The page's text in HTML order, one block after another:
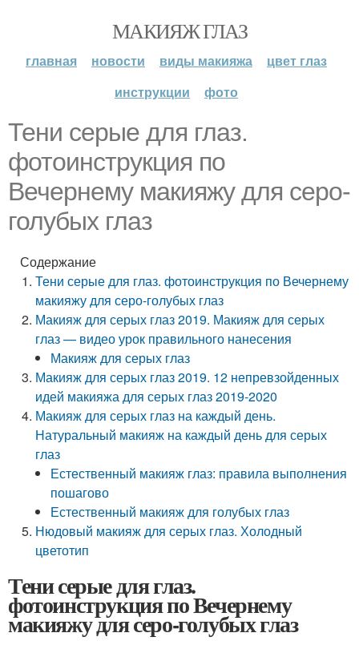
МАКИЯЖ ГЛАЗ
главная новости виды макияжа
цвет глаз
инструкции
фото
Тени серые для глаз.
фотоинструкция по
Вечернему макияжу для серо-
голубых глаз
Содержание
Тени серые для глаз. фотоинструкция по Вечернему
макияжу для серо-голубых глаз
Макияж для серых глаз 2019. Макияж для серых
глаз — видео урок правильного нанесения
Макияж для серых глаз
Макияж для серых глаз 2019. 12 непревзойденных
идей макияжа для серых глаз 2019-2020
Макияж для серых глаз на каждый день.
Натуральный макияж на каждый день для серых
глаз
Естественный макияж глаз: правила выполнения
пошагово
Естественный макияж для голубых глаз
Нюдовый макияж для серых глаз. Холодный
цветотип
Тени серые для глаз.
фотоинструкция по Вечернему
макияжу для серо-голубых глаз